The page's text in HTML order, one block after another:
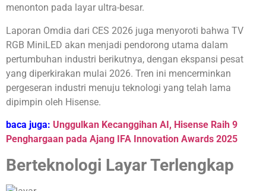
menonton pada layar ultra-besar.
Laporan Omdia dari CES 2026 juga menyoroti bahwa TV
RGB MiniLED akan menjadi pendorong utama dalam
pertumbuhan industri berikutnya, dengan ekspansi pesat
yang diperkirakan mulai 2026. Tren ini mencerminkan
pergeseran industri menuju teknologi yang telah lama
dipimpin oleh Hisense.
baca juga: Unggulkan Kecanggihan AI, Hisense Raih 9
Penghargaan pada Ajang IFA Innovation Awards 2025
Berteknologi Layar Terlengkap